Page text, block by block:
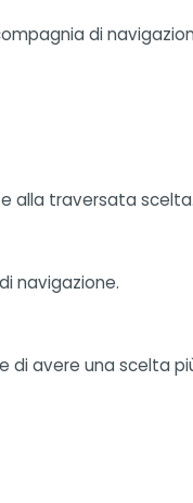
di
alla traversata scelta.
navigazione.
di avere una scelta